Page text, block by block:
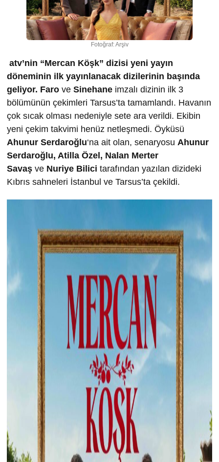
Fotoğraf: Arşiv
atv’nin “Mercan Köşk” dizisi yeni yayın
döneminin ilk yayınlanacak dizilerinin başında
geliyor. Faro ve Sinehane imzalı dizinin ilk 3
bölümünün çekimleri Tarsus’ta tamamlandı. Havanın
çok sıcak olması nedeniyle sete ara verildi. Ekibin
yeni çekim takvimi henüz netleşmedi. Öyküsü
Ahunur Serdaroğlu‘na ait olan, senaryosu Ahunur
Serdaroğlu, Atilla Özel, Nalan Merter
Savaş ve Nuriye Bilici tarafından yazılan dizideki
Kıbrıs sahneleri İstanbul ve Tarsus’ta çekildi.